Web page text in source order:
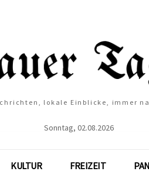
lokale Einblicke, immer
Sonntag, 02.08.2026
KULTUR FREIZEIT